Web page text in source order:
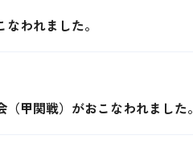
われました。
甲関戦）がおこなわれました。